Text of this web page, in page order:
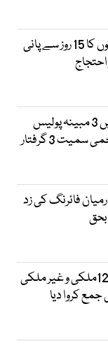
کراچی: لائنز ایریا کے مکینوں کا 15 روز سے پانی
کراچی: مختلف علاقوں میں 3 مبینہ پولیس
3 گرفتار
فائرنگ کی زد
فیسکو کی نجکاری کیلیے 12ملکی و غیر ملکی
کروا دیا